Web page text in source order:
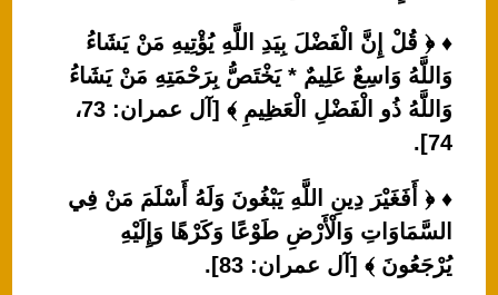
♦ ﴿ قُلْ إِنَّ الْفَضْلَ بِيَدِ اللَّهِ يُؤْتِيهِ مَنْ يَشَاءُ
وَاللَّهُ وَاسِعٌ عَلِيمٌ * يَخْتَصُّ بِرَحْمَتِهِ مَنْ يَشَاءُ
وَاللَّهُ ذُو الْفَضْلِ الْعَظِيمِ ﴾ [آل عمران: 73،
74].
♦ ﴿ أَفَغَيْرَ دِينِ اللَّهِ يَبْغُونَ وَلَهُ أَسْلَمَ مَنْ فِي
السَّمَاوَاتِ وَالْأَرْضِ طَوْعًا وَكَرْهًا وَإِلَيْهِ
يُرْجَعُونَ ﴾ [آل عمران: 83].